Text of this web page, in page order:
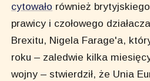
cytowało również
prawicy i czołowego
Brexitu, Nigela Farage'a,
roku – zaledwie kilka
wojny – stwierdził, że Unia